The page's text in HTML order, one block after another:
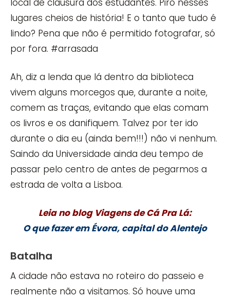
local de clausura dos estudantes. Piro nesses
lugares cheios de história! E o tanto que tudo é
lindo? Pena que não é permitido fotografar, só
por fora. #arrasada
Ah, diz a lenda que lá dentro da biblioteca
vivem alguns morcegos que, durante a noite,
comem as traças, evitando que elas comam
os livros e os danifiquem. Talvez por ter ido
durante o dia eu (ainda bem!!!) não vi nenhum.
Saindo da Universidade ainda deu tempo de
passar pelo centro de antes de pegarmos a
estrada de volta a Lisboa.
Leia no blog Viagens de Cá Pra Lá:
O que fazer em Évora, capital do Alentejo
Batalha
A cidade não estava no roteiro do passeio e
realmente não a visitamos. Só houve uma